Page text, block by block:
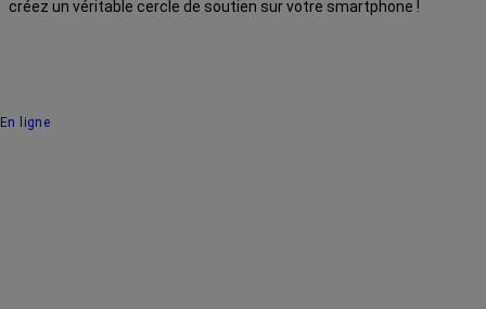
créez un véritable cercle de soutien sur votre smartphone !
En ligne